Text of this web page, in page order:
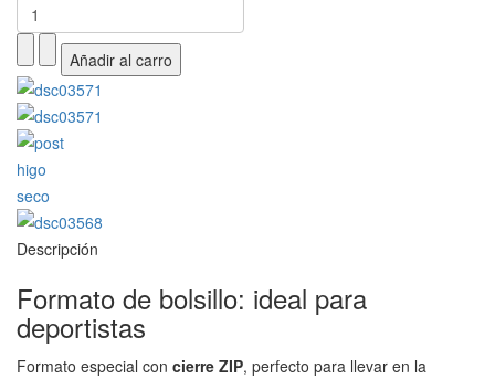
Descripción
Formato de bolsillo: ideal para
deportistas
Formato especial con cierre ZIP, perfecto para llevar en la